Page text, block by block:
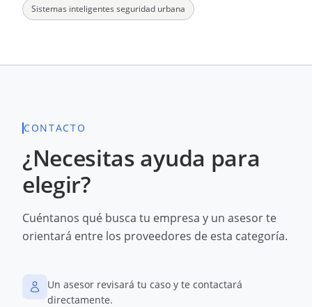
Sistemas inteligentes seguridad urbana
CONTACTO
¿Necesitas ayuda para
elegir?
Cuéntanos qué busca tu empresa y un asesor te
orientará entre los proveedores de esta categoría.
Un asesor revisará tu caso y te contactará
directamente.